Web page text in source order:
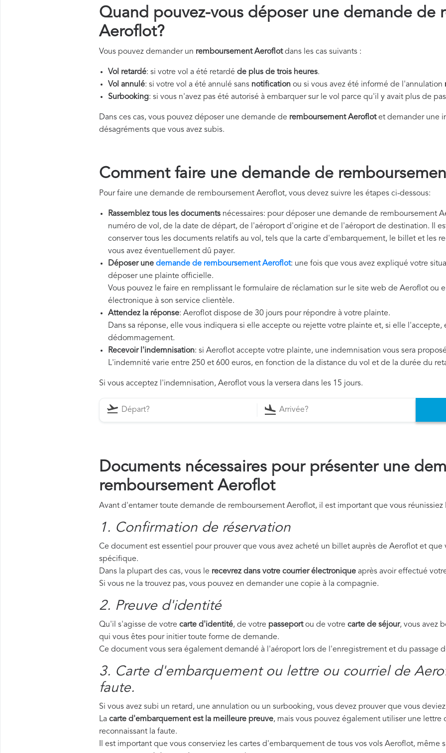
Quand pouvez-vous déposer une demande de
Aeroflot?
Vous pouvez demander un remboursement Aeroflotdans les cas suivants :
Vol retardé: si votre vol a été retardé de plus de trois heures.
Vol annulé: si votre vol a été annulé sans notification ou si vous avez été informé de l'annulation
Surbooking: si vous n'avez pas été autorisé à embarquer sur le vol parce qu'il y avait plus de
Dans ces cas, vous pouvez déposer une demande de remboursement Aeroflotet demander une
désagréments que vous avez subis.
Comment faire une demande de
Pour faire une demande de remboursement Aeroflot, vous devez suivre les étapes ci-dessous:
Rassemblez tous les documents nécessaires: pour déposer une demande de remboursement
numéro de vol, de la date de départ, de l'aéroport d'origine et de l'aéroport de destination. Il
conserver tous les documents relatifs au vol, tels que la carte d'embarquement, le billet et les
vous avez éventuellement dû payer.
Déposer une demande de remboursement Aeroflot: une fois que vous avez expliqué votre
déposer une plainte officielle.
Vous pouvez le faire en remplissant le formulaire de réclamation sur le site web de Aeroflot ou
électronique à son service clientèle.
Attendez la réponse: Aeroflot dispose de 30 jours pour répondre à votre plainte.
Dans sa réponse, elle vous indiquera si elle accepte ou rejette votre plainte et, si elle l'accepte,
dédommagement.
Recevoir l'indemnisation: si Aeroflot accepte votre plainte, une indemnisation vous sera
L'indemnité varie entre 250 et 600 euros, en fonction de la distance du vol et de la durée du
Si vous acceptez l'indemnisation, Aeroflot vous la versera dans les 15 jours.
Documents nécessaires pour présenter une
remboursement Aeroflot
Avant d'entamer toute demande de remboursement Aeroflot, il est important que vous réunissiez
1. Confirmation de réservation
Ce document est essentiel pour prouver que vous avez acheté un billet auprès de Aeroflot et que
spécifique.
Dans la plupart des cas, vous le recevrez dans votre courrier électronique après avoir effectué
Si vous ne la trouvez pas, vous pouvez en demander une copie à la compagnie.
2. Preuve d'identité
Qu'il s'agisse de votre carte d'identité, de votre passeportou de votre carte de séjour, vous avez
qui vous êtes pour initier toute forme de demande.
Ce document vous sera également demandé à l'aéroport lors de l'enregistrement et du passage
3. Carte d'embarquement ou lettre ou courriel de
faute.
Si vous avez subi un retard, une annulation ou un surbooking, vous devez prouver que vous
La carte d'embarquement est la meilleure preuve, mais vous pouvez également utiliser une lettre
reconnaissant la faute.
Il est important que vous conserviez les cartes d'embarquement de tous vos vols Aeroflot, même